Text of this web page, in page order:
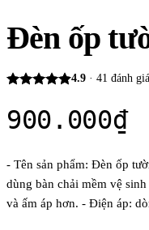
Đèn ốp
4.9 · 41 đánh giá
900.000₫
- Tên sản phẩm: Đèn ốp
dùng bàn chải mềm vệ
và ấm áp hơn. - Điện áp: